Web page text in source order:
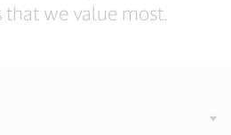
that we value most.